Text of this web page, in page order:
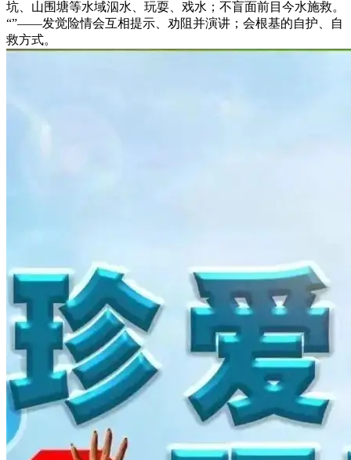
坑、山围塘等水域泅水、玩耍、戏水；不盲面前目今水施救。
“”——发觉险情会互相提示、劝阻并演讲；会根基的自护、自
救方式。